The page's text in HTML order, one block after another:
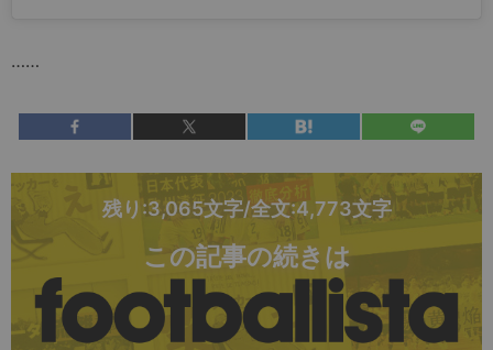
……
残り:3,065文字/全文:4,773文字
この記事の続きは